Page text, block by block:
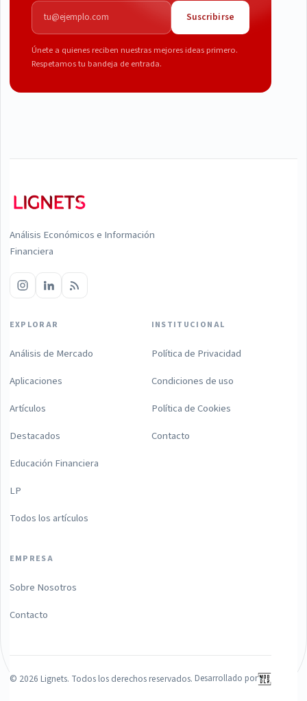
Correo electrónico
Suscribirse
Únete a quienes reciben nuestras mejores ideas primero.
Respetamos tu bandeja de entrada.
Análisis Económicos e Información
Financiera
EXPLORAR
Análisis de Mercado
Aplicaciones
Artículos
Destacados
Educación Financiera
LP
Todos los artículos
INSTITUCIONAL
Política de Privacidad
Condiciones de uso
Política de Cookies
Contacto
EMPRESA
Sobre Nosotros
Contacto
© 2026 Lignets. Todos los derechos reservados. Desarrollado por